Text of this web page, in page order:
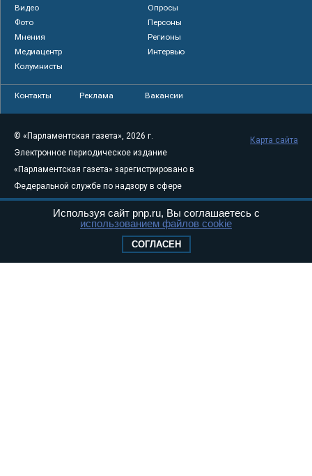
Видео
Опросы
Фото
Персоны
Мнения
Регионы
Медиацентр
Интервью
Колумнисты
Контакты Реклама Вакансии
© «Парламентская газета», 2026 г.
Электронное периодическое издание
«Парламентская газета» зарегистрировано в
Федеральной службе по надзору в сфере
связи, информационных технологий и
массовых коммуникаций (Роскомнадзор) 05
Свидетельство о регистрации Эл № ФС77-
Карта сайта
Используя сайт pnp.ru, Вы соглашаетесь с
использованием файлов cookie
СОГЛАСЕН